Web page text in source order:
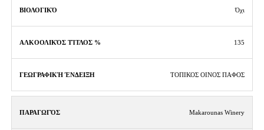
Όχι
135
ΤΟΠΙΚΟΣ ΟΙΝΟΣ ΠΑΦΟΣ
Makarounas Winery